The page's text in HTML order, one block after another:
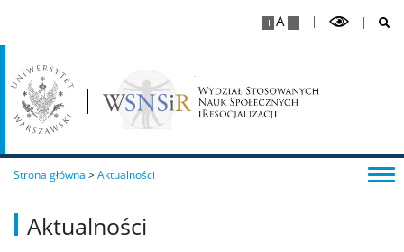
A
Strona główna >Aktualności
Aktualności